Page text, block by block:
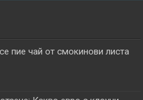
пие чай от смокинови листа